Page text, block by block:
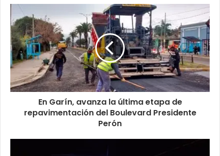
En Garín, avanza la última etapa de
repavimentación del Boulevard Presidente
Perón